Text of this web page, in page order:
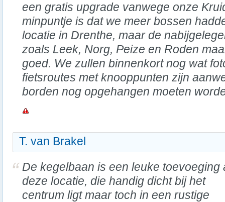
een gratis upgrade vanwege onze
minpuntje is dat we meer bossen
locatie in Drenthe, maar de
zoals Leek, Norg, Peize en Roden
goed. We zullen binnenkort nog wat
fietsroutes met knooppunten zijn
borden nog opgehangen moeten
T. van Brakel
De kegelbaan is een leuke toevoeging
deze locatie, die handig dicht bij het
centrum ligt maar toch in een rustige